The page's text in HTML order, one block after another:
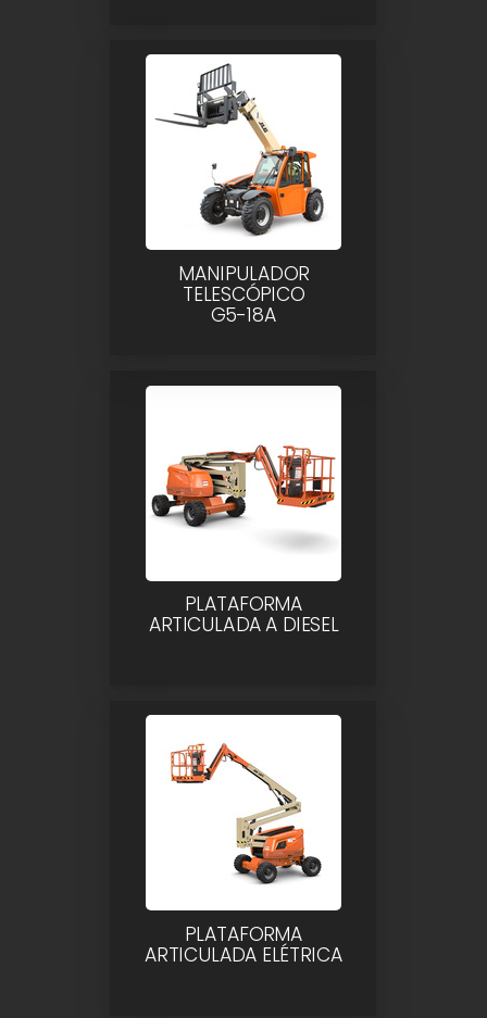
PLATAFORMA
ARTICULADA ELÉTRICA
PLATAFORMA
ARTICULADA A DIESEL
MANIPULADOR
TELESCÓPICO
G5-18A